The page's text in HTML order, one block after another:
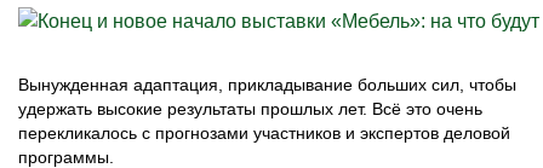
Вынужденная адаптация, прикладывание больших сил, чтобы
удержать высокие результаты прошлых лет. Всё это очень
перекликалось с прогнозами участников и экспертов деловой
программы.